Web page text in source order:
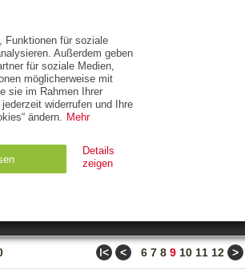
ZUM THEMA
ǀ< < 6 7 8 9 10 11 12 >
Funktionen für soziale
Außerdem geben
für soziale Medien,
möglicherweise mit
sie im Rahmen Ihrer
widerrufen und Ihre
ändern. Mehr
Details
zeigen
Ablauf
Typ
HTTP